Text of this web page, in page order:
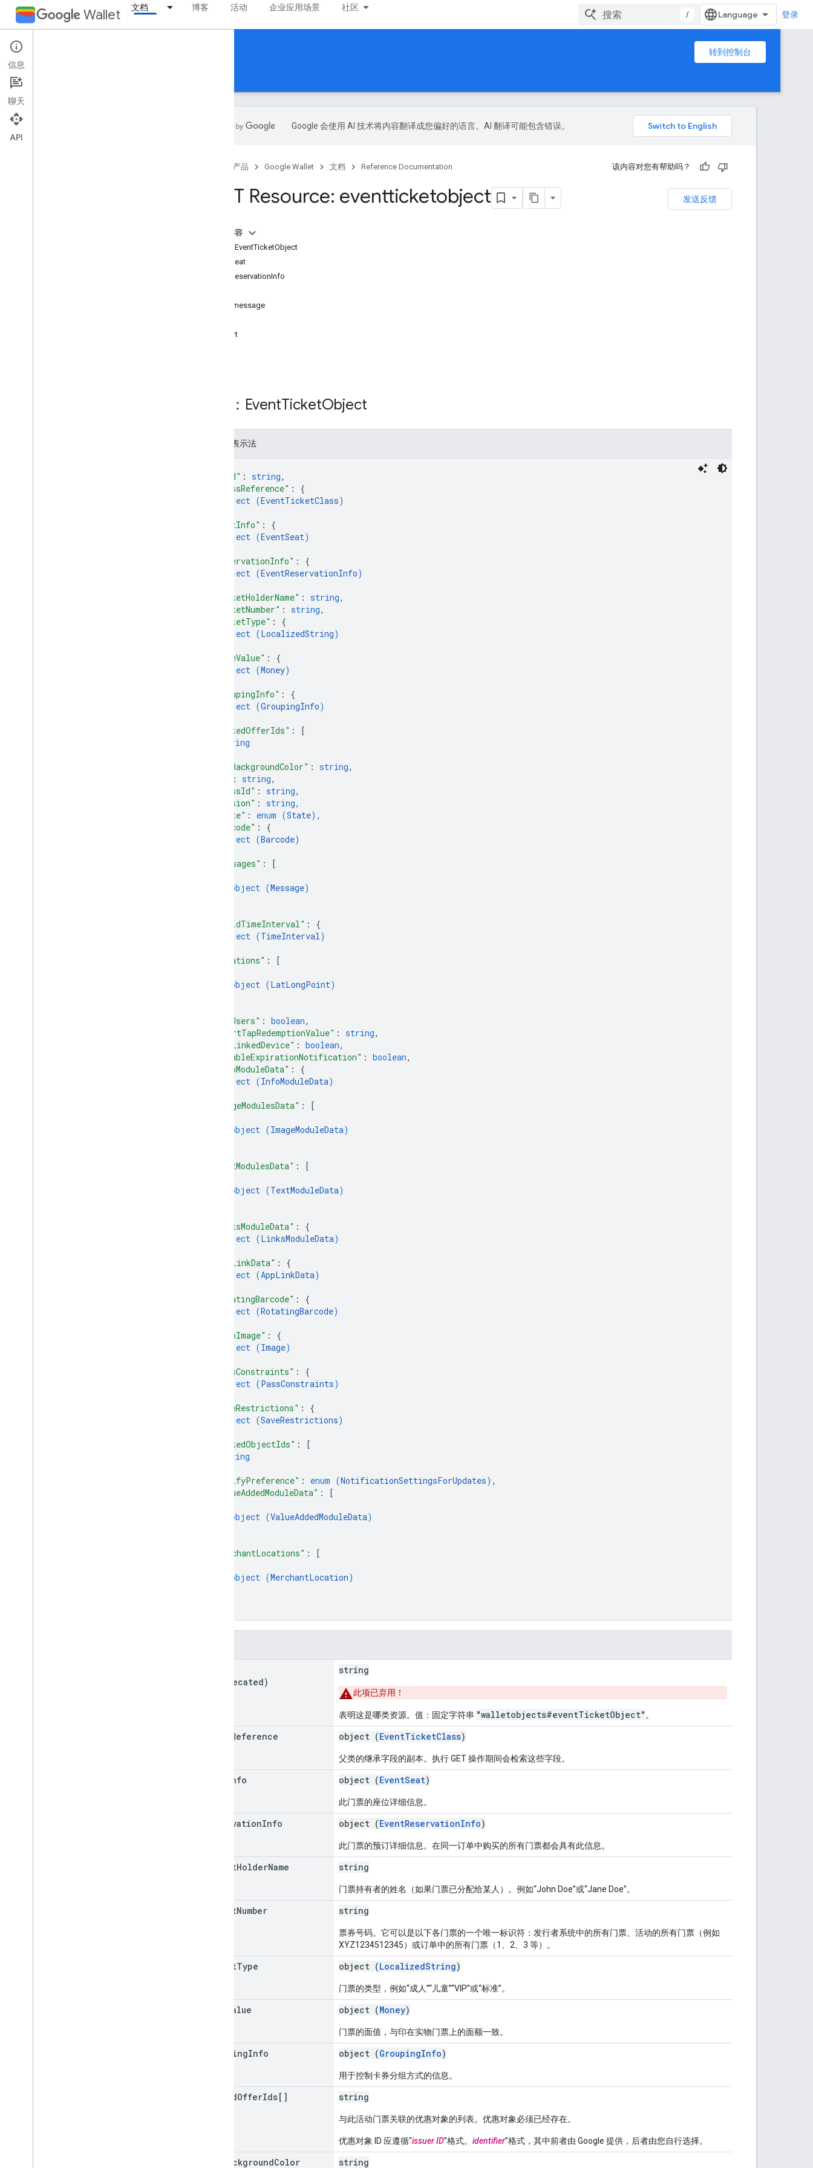
Wallet 文档 博客 活动 企业应用场景 社区
/ 登录
Reference Documentation
转到控制台
REST
Google 会使用 AI 技术将内容翻译成您偏好的语言。AI 翻译可能包含错误。
产品 Google Wallet 文档 Reference Documentation 该内容对您有帮助吗？
发送反馈
REST Resource: eventticketobject
本页内容
资源：EventTicketObject
EventSeat
EventReservationInfo
addmessage
insert
资源：EventTicketObject
JSON 表示法
"kind" : string,
"classReference" : {
object (EventTicketClass)
"seatInfo" : {
object (EventSeat)
"reservationInfo" : {
object (EventReservationInfo)
"ticketHolderName" : string,
"ticketNumber" : string,
"ticketType" : {
object (LocalizedString)
"faceValue" : {
object (Money)
"groupingInfo" : {
object (GroupingInfo)
"linkedOfferIds" :
[
string
"hexBackgroundColor" : string,
: string,
"classId" : string,
"version" : string,
"state" : enum (State) ,
"barcode" : {
object (Barcode)
"messages" :
[
object (Message)
"validTimeInterval" : {
object (TimeInterval)
"locations" :
[
object (LatLongPoint)
"hasUsers" : boolean,
"smartTapRedemptionValue" : string,
"hasLinkedDevice" : boolean,
"disableExpirationNotification" : boolean,
"infoModuleData" : {
object (InfoModuleData)
"imageModulesData" :
[
object (ImageModuleData)
"textModulesData" :
[
object (TextModuleData)
"linksModuleData" : {
object (LinksModuleData)
"appLinkData" : {
object (AppLinkData)
"rotatingBarcode" : {
object (RotatingBarcode)
"heroImage" : {
object (Image)
"passConstraints" : {
object (PassConstraints)
"saveRestrictions" : {
object (SaveRestrictions)
"linkedObjectIds" :
[
string
"notifyPreference" : enum (NotificationSettingsForUpdates) ,
"valueAddedModuleData" :
[
object (ValueAddedModuleData)
"merchantLocations" :
[
object (MerchantLocation)
(deprecated)
string
此项已弃用！
表明这是哪类资源。值：固定字符串 "walletobjects#eventTicketObject" 。
Reference object (EventTicketClass)
父类的继承字段的副本。执行 GET 操作期间会检索这些字段。
Info object (EventSeat)
此门票的座位详细信息。
reservationInfo object (EventReservationInfo)
此门票的预订详细信息。在同一订单中购买的所有门票都会具有此信息。
ticketHolderName string
门票持有者的姓名（如果门票已分配给某人）。例如“John Doe”或“Jane Doe”。
ticketNumber string
票券号码。它可以是以下各门票的一个唯一标识符：发行者系统中的所有门票、活动的所有门票（例如
XYZ1234512345）或订单中的所有门票（1、2、3 等）。
ticketType object (LocalizedString)
门票的类型，例如“成人”“儿童”“VIP”或“标准”。
Value object (Money)
门票的面值，与印在实物门票上的面额一致。
groupingInfo object (GroupingInfo)
用于控制卡券分组方式的信息。
linkedOfferIds[] string
与此活动门票关联的优惠对象的列表。优惠对象必须已经存在。
优惠对象 ID 应遵循“issuer ID”格式。 identifier”格式，其中前者由 Google 提供，后者由您自行选择。
BackgroundColor string
信息
聊天
API